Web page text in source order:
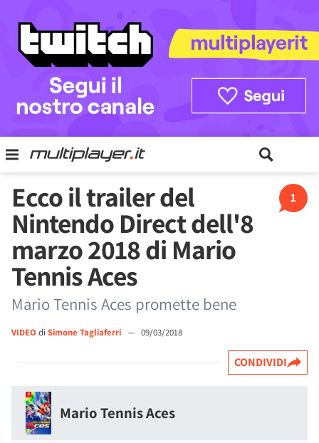
1
Ecco il trailer del
Nintendo Direct dell'8
marzo 2018 di Mario
Tennis Aces
Mario Tennis Aces promette bene
VIDEO di Simone Tagliaferri — 09/03/2018
CONDIVIDI
Mario Tennis Aces